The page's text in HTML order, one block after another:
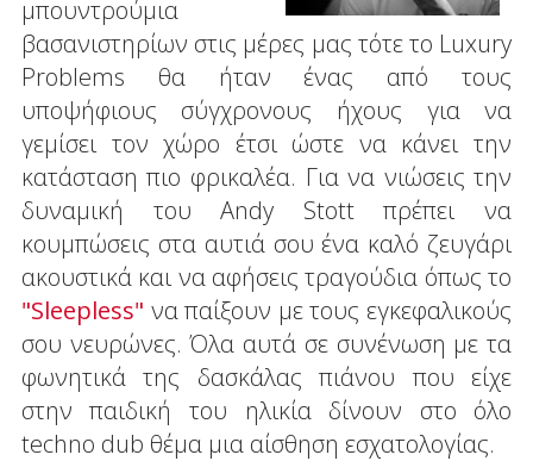
μπουντρούμια
βασανιστηρίων στις μέρες μας τότε το Luxury
Problems θα ήταν ένας από τους
υποψήφιους σύγχρονους ήχους για να
γεμίσει τον χώρο έτσι ώστε να κάνει την
κατάσταση πιο φρικαλέα. Για να νιώσεις την
δυναμική του Andy Stott πρέπει να
κουμπώσεις στα αυτιά σου ένα καλό ζευγάρι
ακουστικά και να αφήσεις τραγούδια όπως το
"Sleepless" να παίξουν με τους εγκεφαλικούς
σου νευρώνες. Όλα αυτά σε συνένωση με τα
φωνητικά της δασκάλας πιάνου που είχε
στην παιδική του ηλικία δίνουν στο όλο
techno dub θέμα μια αίσθηση εσχατολογίας.